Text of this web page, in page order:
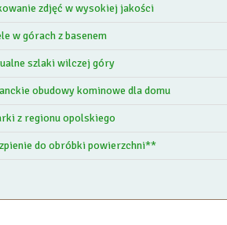
zdjęć w wysokiej jakości
w górach z basenem
szlaki wilczej góry
obudowy kominowe dla domu
z regionu opolskiego
do obróbki powierzchni**